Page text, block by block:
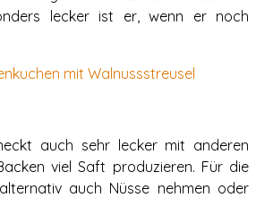
lecker ist er, wenn er noch
auch sehr lecker mit anderen
viel Saft produzieren. Für die
auch Nüsse nehmen oder